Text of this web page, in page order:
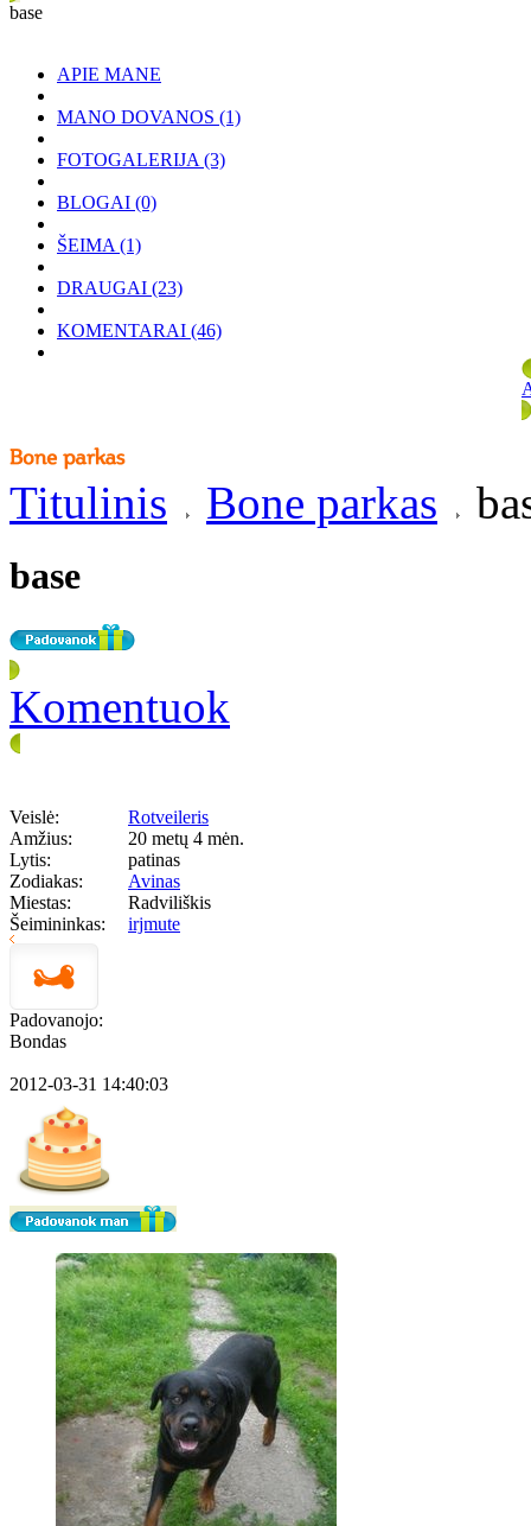
base
APIE MANE
MANO DOVANOS (1)
FOTOGALERIJA (3)
BLOGAI (0)
ŠEIMA (1)
DRAUGAI (23)
KOMENTARAI (46)
Titulinis Bone parkas
base
Komentuok
Veislė:
Rotveileris
Amžius:
20 metų 4 mėn.
Lytis:
patinas
Zodiakas:
Avinas
Miestas:
Radviliškis
Šeimininkas:
irjmute
Padovanojo:
Bondas
2012-03-31 14:40:03